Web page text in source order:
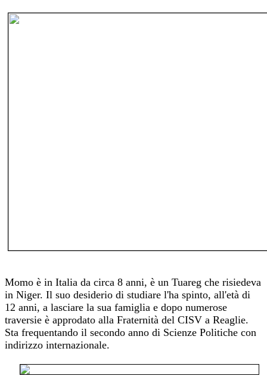
Momo è in Italia da circa 8 anni, è un Tuareg che risiedeva
in Niger. Il suo desiderio di studiare l'ha spinto, all'età di
12 anni, a lasciare la sua famiglia e dopo numerose
traversie è approdato alla Fraternità del CISV a Reaglie.
Sta frequentando il secondo anno di Scienze Politiche con
indirizzo internazionale.